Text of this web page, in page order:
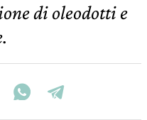
di oleodotti e